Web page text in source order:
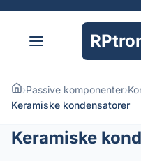
›Passive komponenter›
Keramiske kondensatorer
Keramiske